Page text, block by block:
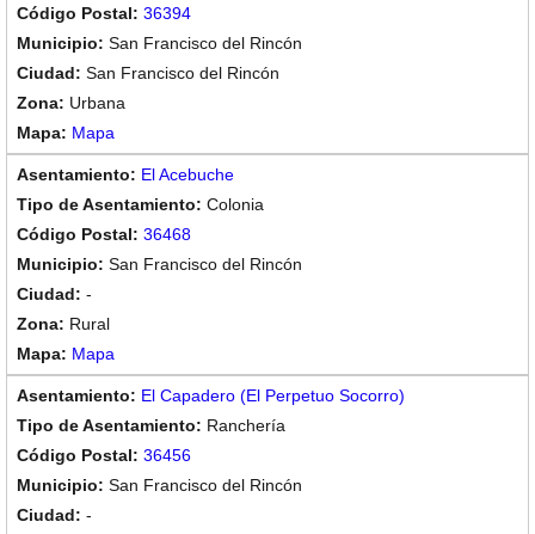
36394
San Francisco del Rincón
San Francisco del Rincón
Urbana
Mapa
El Acebuche
Colonia
36468
San Francisco del Rincón
-
Rural
Mapa
El Capadero (El Perpetuo Socorro)
Ranchería
36456
San Francisco del Rincón
-